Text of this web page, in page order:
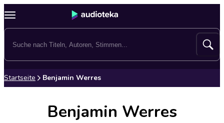
Startseite Benjamin Werres
Benjamin Werres